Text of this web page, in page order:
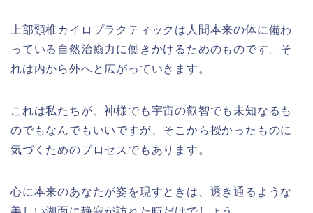
上部頸椎カイロプラクティックは人間本来の体に備わ
っている自然治癒力に働きかけるためのものです。そ
れは内から外へと広がっていきます。
これは私たちが、神様でも宇宙の叡智でも未知なるも
のでもなんでもいいですが、そこから授かったものに
気づくためのプロセスでもあります。
心に本来のあなたが姿を現すときは、透き通るような